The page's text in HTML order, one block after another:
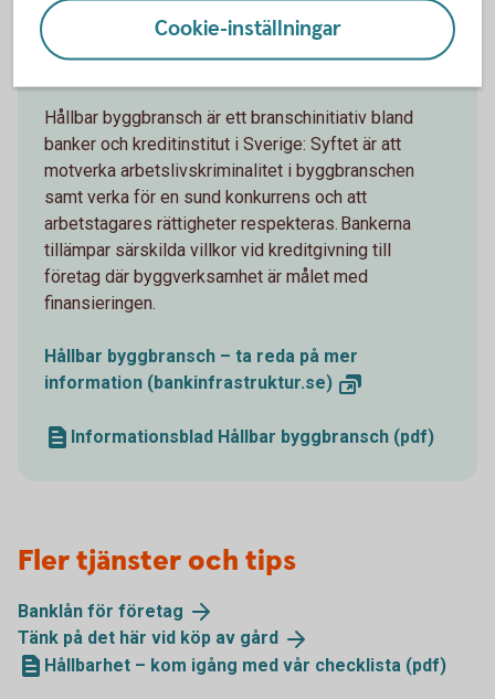
Hållbar byggbransch
Hållbar byggbransch är ett branschinitiativ bland
banker och kreditinstitut i Sverige: Syftet är att
motverka arbetslivskriminalitet i byggbranschen
samt verka för en sund konkurrens och att
arbetstagares rättigheter respekteras. Bankerna
tillämpar särskilda villkor vid kreditgivning till
företag där byggverksamhet är målet med
finansieringen.
Hållbar byggbransch – ta reda på mer
information (bankinfrastruktur.se)
Informationsblad Hållbar byggbransch (pdf)
Fler tjänster och tips
Banklån för företag
Tänk på det här vid köp av gård
Hållbarhet – kom igång med vår checklista (pdf)
Cookie-inställningar